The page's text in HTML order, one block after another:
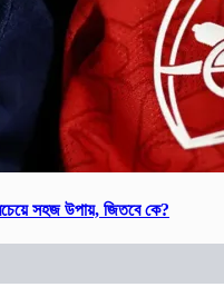
সহজ উপায়, জিতবে কে?